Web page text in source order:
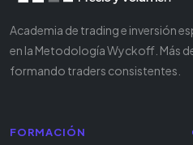
Academia de trading e inversión
en la Metodología Wyckoff. Más
formando traders consistentes.
FORMACIÓN